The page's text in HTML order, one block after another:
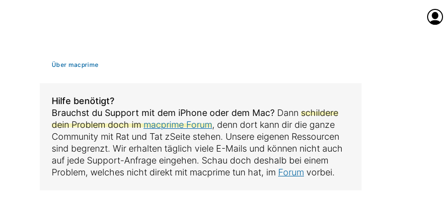
Über macprime
Hilfe benötigt?
Brauchst du Support mit dem iPhone oder dem Mac?Dann schildere
dein Problem doch immacprime Forum, denn dort kann dir die ganze
Community mit Rat und Tat zSeite stehen. Unsere eigenen Ressourcen
sind begrenzt. Wir erhalten täglich viele E-Mails und können nicht auch
auf jede Support-Anfrage eingehen. Schau doch deshalb bei einem
Problem, welches nicht direkt mit macprime tun hat, im Forum vorbei.